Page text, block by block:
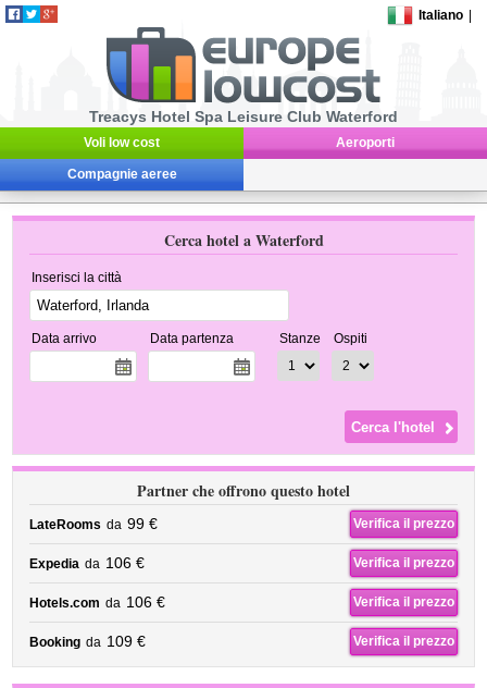
Italiano
Treacys Hotel Spa Leisure Club Waterford
Voli low cost Aeroporti
Compagnie aeree
Cerca hotel a Waterford
Inserisci la città
Data arrivo Data partenza Stanze Ospiti
Partner che offrono questo hotel
LateRooms da 99 € Verifica il prezzo
Expedia da 106 € Verifica il prezzo
Hotels.com da 106 € Verifica il prezzo
Booking da 109 € Verifica il prezzo